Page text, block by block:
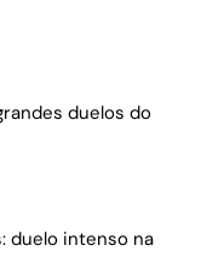
duelos do
duelo intenso na